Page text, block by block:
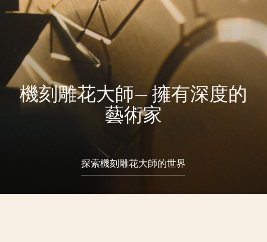
機刻雕花大師— 擁有深度的
藝術家
探索機刻雕花大師的世界